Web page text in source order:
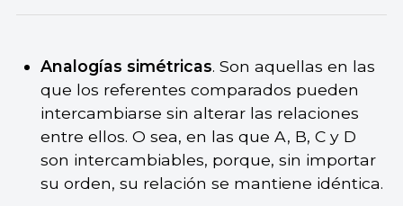
Analogías simétricas. Son aquellas en las
que los referentes comparados pueden
intercambiarse sin alterar las relaciones
entre ellos. O sea, en las que A, B, C y D
son intercambiables, porque, sin importar
su orden, su relación se mantiene idéntica.